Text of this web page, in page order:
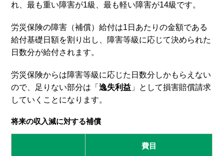
れ、最も重い障害が1級、最も軽い障害が14級です。
労災保険の障害（補償）給付は1日あたりの金額である
給付基礎日額を割り出し、障害等級に応じて決められた
日数分が給付されます。
労災保険からは障害等級に応じた日数分しかもらえない
ので、足りない部分は「逸失利益 」として損害賠償請求
していくことになります。
将来の収入減に対する補償
費目